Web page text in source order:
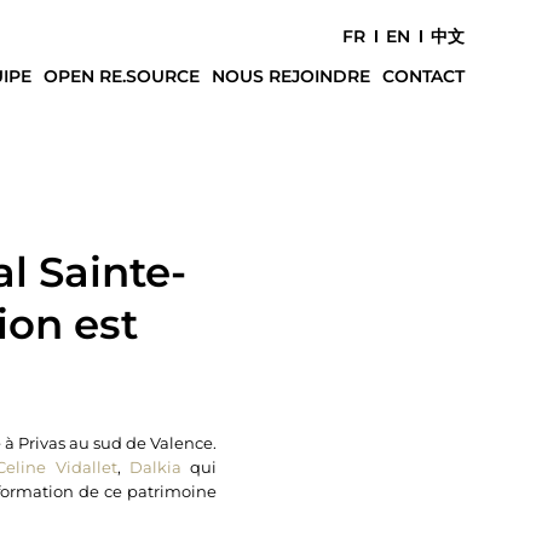
FR EN
中文
OPEN RE.SOURCE NOUS REJOINDRE CONTACT
Sainte-
est
Privas au sud de Valence.
Vidallet, Dalkia qui
de ce patrimoine